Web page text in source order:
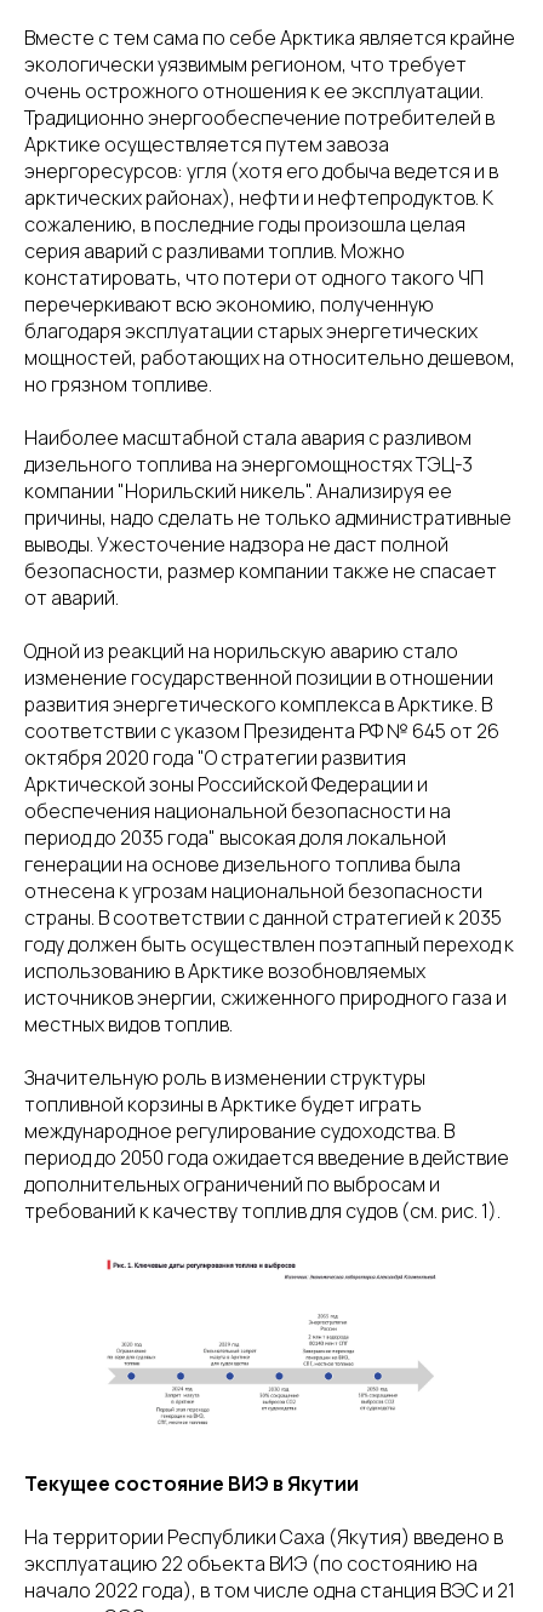
Вместе с тем сама по себе Арктика является крайне
экологически уязвимым регионом, что требует
очень острожного отношения к ее эксплуатации.
Традиционно энергообеспечение потребителей в
Арктике осуществляется путем завоза
энергоресурсов: угля (хотя его добыча ведется и в
арктических районах), нефти и нефтепродуктов. К
сожалению, в последние годы произошла целая
серия аварий с разливами топлив. Можно
констатировать, что потери от одного такого ЧП
перечеркивают всю экономию, полученную
благодаря эксплуатации старых энергетических
мощностей, работающих на относительно дешевом,
но грязном топливе.
Наиболее масштабной стала авария с разливом
дизельного топлива на энергомощностях ТЭЦ-3
компании "Норильский никель". Анализируя ее
причины, надо сделать не только административные
выводы. Ужесточение надзора не даст полной
безопасности, размер компании также не спасает
от аварий.
Одной из реакций на норильскую аварию стало
изменение государственной позиции в отношении
развития энергетического комплекса в Арктике. В
соответствии с указом Президента РФ № 645 от 26
октября 2020 года "О стратегии развития
Арктической зоны Российской Федерации и
обеспечения национальной безопасности на
период до 2035 года" высокая доля локальной
генерации на основе дизельного топлива была
отнесена к угрозам национальной безопасности
страны. В соответствии с данной стратегией к 2035
году должен быть осуществлен поэтапный переход к
использованию в Арктике возобновляемых
источников энергии, сжиженного природного газа и
местных видов топлив.
Значительную роль в изменении структуры
топливной корзины в Арктике будет играть
международное регулирование судоходства. В
период до 2050 года ожидается введение в действие
дополнительных ограничений по выбросам и
требований к качеству топлив для судов (см. рис. 1).
Текущее состояние ВИЭ в Якутии
На территории Республики Саха (Якутия) введено в
эксплуатацию 22 объекта ВИЭ (по состоянию на
начало 2022 года), в том числе одна станция ВЭС и 21